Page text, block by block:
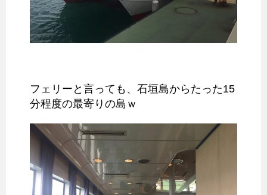
フェリーと言っても、石垣島からたった15
分程度の最寄りの島ｗ